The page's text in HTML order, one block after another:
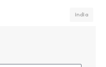
india